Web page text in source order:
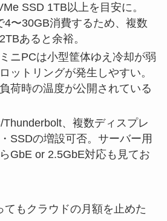
SSD 1TB以上を目安に。
4〜30GB消費するため、複数
あると余裕。
ニPCは小型筐体ゆえ冷却が弱
ットリングが発生しやすい。
荷時の温度が公開されている
Thunderbolt、複数ディスプレ
SSDの増設可否。サーバー用
GbE or 2.5GbE対応も見てお
てもクラウドの月額を止めた